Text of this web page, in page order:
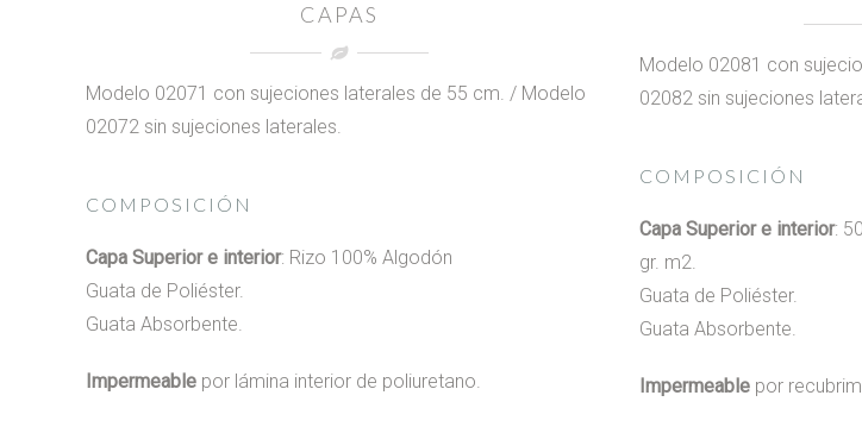
CAPAS
Modelo 02071 con sujeciones laterales de 55 cm. / Modelo
02072 sin sujeciones laterales.
COMPOSICIÓN
Capa Superior e interior: Rizo 100% Algodón
Guata de Poliéster.
Guata Absorbente.
Impermeable por lámina interior de poliuretano.
Modelo 02081 con
02082 sin sujeciones
COMPOSICIÓN
Capa Superior e interior:
gr. m2.
Guata de Poliéster.
Guata Absorbente.
Impermeable por